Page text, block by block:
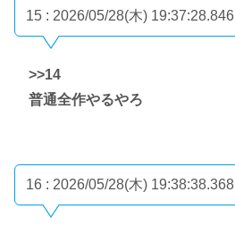
15 : 2026/05/28(木) 19:37:28.846
>>14
普通全作やるやろ
16 : 2026/05/28(木) 19:38:38.368